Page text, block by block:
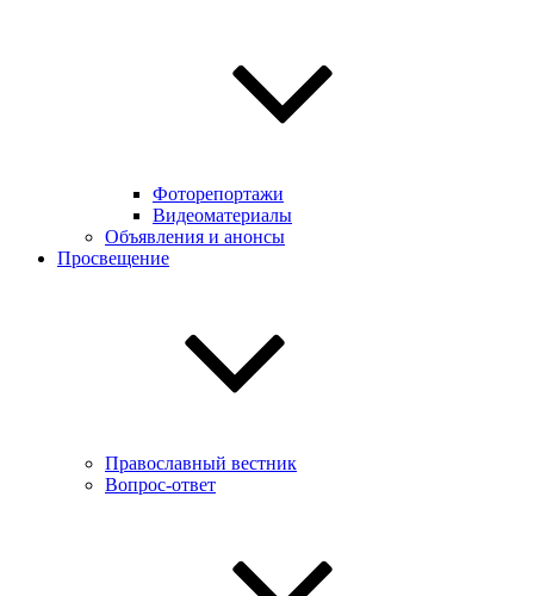
Фоторепортажи
Видеоматериалы
Объявления и анонсы
Просвещение
Православный вестник
Вопрос-ответ